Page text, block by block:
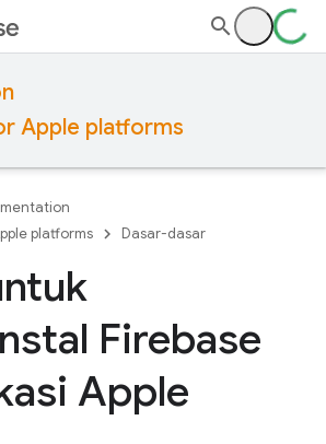
Apple platforms
platforms
Dasar-dasar
Firebase
Apple